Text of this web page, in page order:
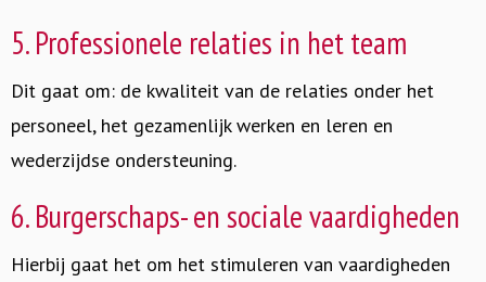
5. Professionele relaties in het team
Dit gaat om: de kwaliteit van de relaties onder het
personeel, het gezamenlijk werken en leren en
wederzijdse ondersteuning.
6. Burgerschaps- en sociale vaardigheden
Hierbij gaat het om het stimuleren van vaardigheden